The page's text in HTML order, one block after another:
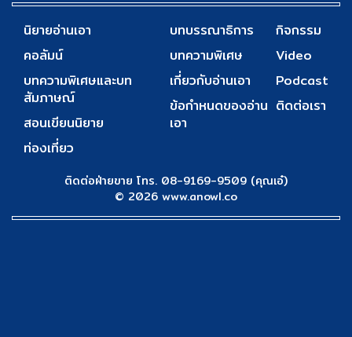
นิยายอ่านเอา
คอลัมน์
บทความพิเศษและบท
สัมภาษณ์
สอนเขียนนิยาย
ท่องเที่ยว
บทบรรณาธิการ
บทความพิเศษ
เกี่ยวกับอ่านเอา
ข้อกำหนดของอ่าน
เอา
กิจกรรม
Video
Podcast
ติดต่อเรา
ติดต่อฝ่ายขาย โทร. 08-9169-9509 (คุณเอ๋)
© 2026 www.anowl.co